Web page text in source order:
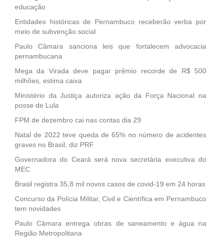
educação
Entidades históricas de Pernambuco receberão verba por
meio de subvenção social
Paulo Câmara sanciona leis que fortalecem advocacia
pernambucana
Mega da Virada deve pagar prêmio recorde de R$ 500
milhões, estima caixa
Ministério da Justiça autoriza ação da Força Nacional na
posse de Lula
FPM de dezembro cai nas contas dia 29
Natal de 2022 teve queda de 65% no número de acidentes
graves no Brasil, diz PRF
Governadora do Ceará será nova secretária executiva do
MEC
Brasil registra 35,8 mil novos casos de covid-19 em 24 horas
Concurso da Polícia Militar, Civil e Científica em Pernambuco
tem novidades
Paulo Câmara entrega obras de saneamento e água na
Região Metropolitana